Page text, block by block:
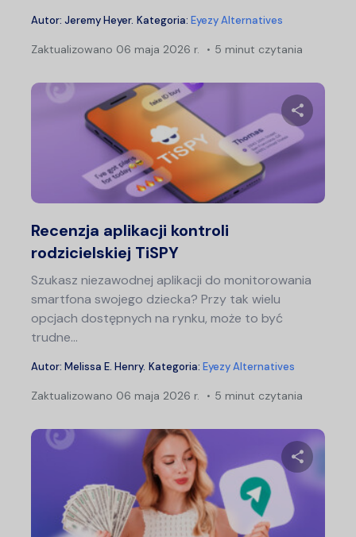
Autor: Jeremy Heyer. Kategoria: Eyezy Alternatives
Zaktualizowano 06 maja 2026 r. 5 minut czytania
Recenzja aplikacji kontroli
rodzicielskiej TiSPY
Szukasz niezawodnej aplikacji do monitorowania
smartfona swojego dziecka? Przy tak wielu
opcjach dostępnych na rynku, może to być
trudne...
Autor: Melissa E. Henry. Kategoria: Eyezy Alternatives
Zaktualizowano 06 maja 2026 r. 5 minut czytania